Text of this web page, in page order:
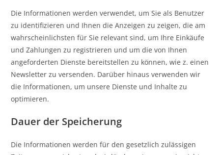
Die Informationen werden verwendet, um Sie als Benutzer
zu identifizieren und Ihnen die Anzeigen zu zeigen, die am
wahrscheinlichsten für Sie relevant sind, um Ihre Einkäufe
und Zahlungen zu registrieren und um die von Ihnen
angeforderten Dienste bereitstellen zu können, wie z. einen
Newsletter zu versenden. Darüber hinaus verwenden wir
die Informationen, um unsere Dienste und Inhalte zu
optimieren.
Dauer der Speicherung
Die Informationen werden für den gesetzlich zulässigen